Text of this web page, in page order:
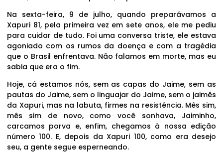
Na sexta-feira, 9 de julho, quando preparávamos a
Xapuri 81, pela primeira vez em sete anos, ele me pediu
para cuidar de tudo. Foi uma conversa triste, ele estava
agoniado com os rumos da doença e com a tragédia
que o Brasil enfrentava. Não falamos em morte, mas eu
sabia que era o fim.
Hoje, cá estamos nós, sem as capas do Jaime, sem as
pautas do Jaime, sem o linguajar do Jaime, sem o jaimês
da Xapuri, mas na labuta, firmes na resistência. Mês sim,
mês sim de novo, como você sonhava, Jaiminho,
carcamos porva e, enfim, chegamos à nossa edição
número 100. E, depois da Xapuri 100, como era desejo
seu, a gente segue esperneando.